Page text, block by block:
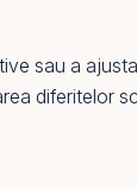
sau a
diferitelor